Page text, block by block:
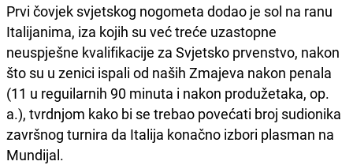
Prvi čovjek svjetskog nogometa dodao je sol na ranu
Italijanima, iza kojih su već treće uzastopne
neuspješne kvalifikacije za Svjetsko prvenstvo, nakon
što su u zenici ispali od naših Zmajeva nakon penala
(11 u reguilarnih 90 minuta i nakon produžetaka, op.
a.), tvrdnjom kako bi se trebao povećati broj sudionika
završnog turnira da Italija konačno izbori plasman na
Mundijal.